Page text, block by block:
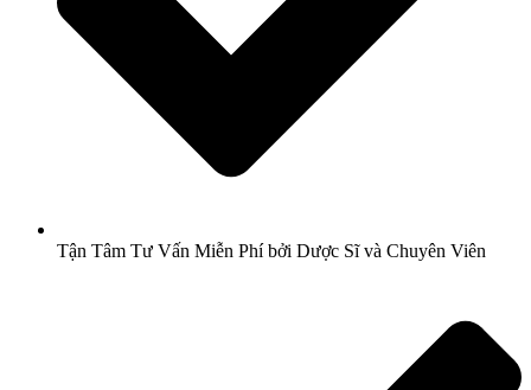
Tận Tâm Tư Vấn Miễn Phí bởi Dược Sĩ và Chuyên Viên